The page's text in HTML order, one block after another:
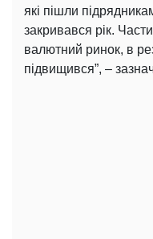
які пішли
закривався рік.
валютний ринок, в
підвищився”, –